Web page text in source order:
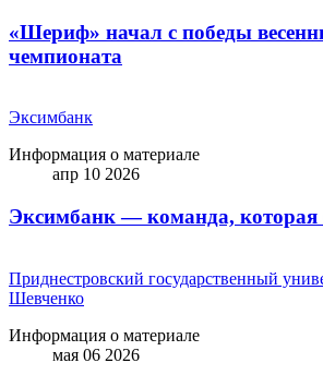
«Шериф» начал с победы
чемпионата
Эксимбанк
Информация о материале
апр 10 2026
Эксимбанк — команда, которая
Приднестровский государственный
Шевченко
Информация о материале
мая 06 2026